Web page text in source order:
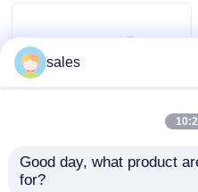
एक बोली का अनुरोध
स्वरयंत्र मुखौटा वायुमार्ग
डिस्पोजेबल प्रबलित
sales
Good day, what product
for?